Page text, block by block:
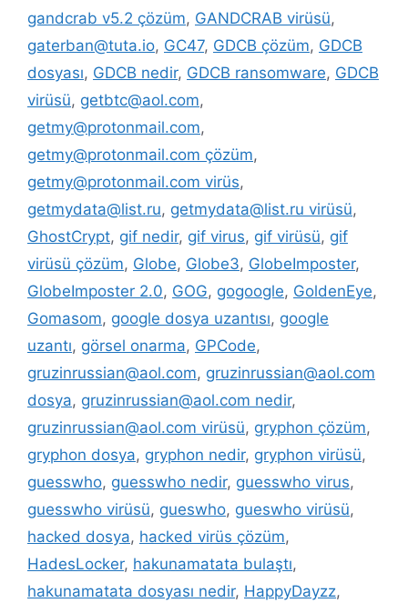
gandcrab v5.2 çözüm, GANDCRAB virüsü,
gaterban@tuta.io, GC47, GDCB çözüm, GDCB
dosyası, GDCB nedir, GDCB ransomware, GDCB
virüsü, getbtc@aol.com,
getmy@protonmail.com,
getmy@protonmail.com çözüm,
getmy@protonmail.com virüs,
getmydata@list.ru, getmydata@list.ru virüsü,
GhostCrypt, gif nedir, gif virus, gif virüsü, gif
virüsü çözüm, Globe, Globe3, GlobeImposter,
GlobeImposter 2.0, GOG, gogoogle, GoldenEye,
Gomasom, google dosya uzantısı, google
uzantı, görsel onarma, GPCode,
gruzinrussian@aol.com, gruzinrussian@aol.com
dosya, gruzinrussian@aol.com nedir,
gruzinrussian@aol.com virüsü, gryphon çözüm,
gryphon dosya, gryphon nedir, gryphon virüsü,
guesswho, guesswho nedir, guesswho virus,
guesswho virüsü, gueswho, gueswho virüsü,
hacked dosya, hacked virüs çözüm,
HadesLocker, hakunamatata bulaştı,
hakunamatata dosyası nedir, HappyDayzz,